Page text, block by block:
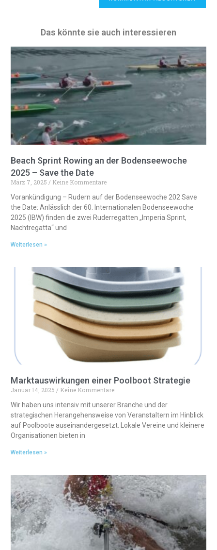
n
t
i
v
e
Das könnte sie auch interessieren
Beach Sprint Rowing an der Bodenseewoche
2025 – Save the Date
März 7, 2025
Keine Kommentare
Vorankündigung – Rudern auf der Bodenseewoche 202 Save
the Date: Anlässlich der 60. Internationalen Bodenseewoche
2025 (IBW) finden die zwei Ruderregatten „Imperia Sprint,
Nachtregatta“ und
Weiterlesen »
Marktauswirkungen einer Poolboot Strategie
Januar 14, 2025
Keine Kommentare
Wir haben uns intensiv mit unserer Branche und der
strategischen Herangehensweise von Veranstaltern im Hinblick
auf Poolboote auseinandergesetzt. Lokale Vereine und kleinere
Organisationen bieten in
Weiterlesen »